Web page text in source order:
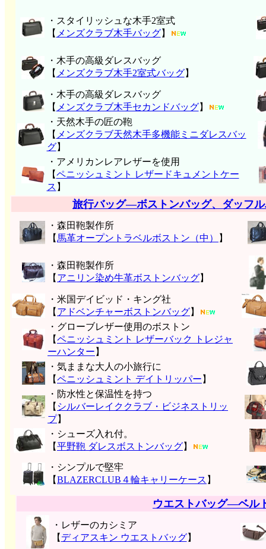
・スタイリッシュな木手2室式
【 メンズクラブ木手バッグ】
・木手の高級ダレスバッグ
【 メンズクラブ木手2室式バッグ】
・木手の高級ダレスバッグ
【 メンズクラブ木手セカンドバッグ】
・天然木手の匠の鞄
【 メンズクラブ天然木手多機能ミニダレスバッ
グ】
・アメリカンレアレザーを使用
【ペニッシュミント レザードキュメントケー
ス 】
旅行バッグ―ボストンバッグ、ダッフ
・森田鞄製作所
【 馬革オープントラベルボストン（中） 】
・森田鞄製作所
【 アニリン染め牛革ボストンバッグ】
・米国デイビッド・キング社
【 アドベンチャーボストンバッグ】
・グローブレザー使用のボストン
【ペニッシュミント レザーバック トレジャ
ーハンター 】
・気ままな大人の小旅行に
【ペニッシュミント デイトリッパー 】
・防水性と保温性を持つ
【 シルバーレイククラブ・ビジネストリッ
プ】
・シューズ入れ付。
【平野鞄 ダレスボストンバッグ】
・シンプルで堅牢
【BLAZERCLUB４輪キャリーケース 】
ウエストバッグ―ベル
・レザーのカシミア
【 ディアスキン ウエストバッグ】